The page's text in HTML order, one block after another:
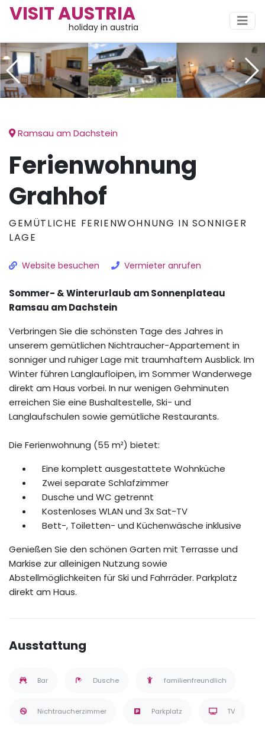
VISIT AUSTRIA
holiday in austria
Ramsau am Dachstein
Ferienwohnung
Grahhof
GEMÜTLICHE FERIENWOHNUNG IN SONNIGER
LAGE
Website besuchen Vermieter anrufen
Sommer- & Winterurlaub am Sonnenplateau
Ramsau am Dachstein
Verbringen Sie die schönsten Tage des Jahres in
unserem gemütlichen Nichtraucher-Appartement in
sonniger und ruhiger Lage mit traumhaftem Ausblick. Im
Winter führen Langlaufloipen, im Sommer Wanderwege
direkt am Haus vorbei. In nur wenigen Gehminuten
erreichen Sie eine Bushaltestelle, Ski- und
Langlaufschulen sowie gemütliche Restaurants.
Die Ferienwohnung (55 m²) bietet:
Eine komplett ausgestattete Wohnküche
Zwei separate Schlafzimmer
Dusche und WC getrennt
Kostenloses WLAN und 3x Sat-TV
Bett-, Toiletten- und Küchenwäsche inklusive
Genießen Sie den schönen Garten mit Terrasse und
Markise zur alleinigen Nutzung sowie
Abstellmöglichkeiten für Ski und Fahrräder. Parkplatz
direkt am Haus.
Ausstattung
Bar Dusche familienfreundlich
Nichtraucherzimmer Parkplatz TV